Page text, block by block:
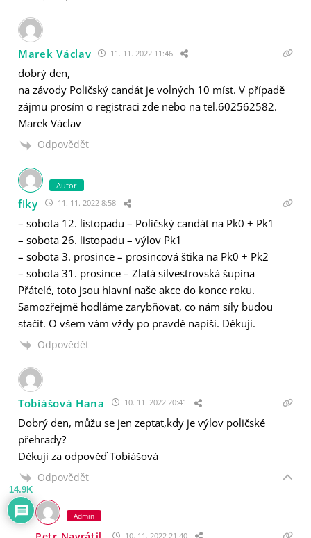
Marek Václav 11. 11. 2022 11:46
dobrý den,
na závody Poličský candát je volných 10 míst. V případě
zájmu prosím o registraci zde nebo na tel.602562582.
Marek Václav
Odpovědět
Autor
fiky 11. 11. 2022 8:58
– sobota 12. listopadu – Poličský candát na Pk0 + Pk1
– sobota 26. listopadu – výlov Pk1
– sobota 3. prosince – prosincová štika na Pk0 + Pk2
– sobota 31. prosince – Zlatá silvestrovská šupina
Přátelé, toto jsou hlavní naše akce do konce roku.
Samozřejmě hodláme zarybňovat, co nám síly budou
stačit. O všem vám vždy po pravdě napíši. Děkuji.
Odpovědět
Tobiášová Hana 10. 11. 2022 20:41
Dobrý den, můžu se jen zeptat,kdy je výlov poličské
přehrady?
Děkuji za odpověď Tobiášová
Odpovědět
Admin
10. 11. 2022 21:40
14.9K